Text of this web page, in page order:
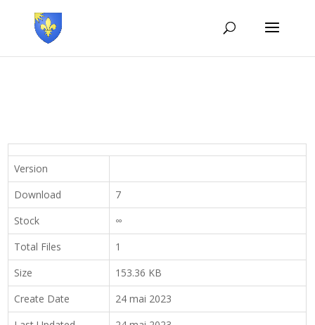
Version
Download
7
Stock
∞
Total Files
1
Size
153.36 KB
Create Date
24 mai 2023